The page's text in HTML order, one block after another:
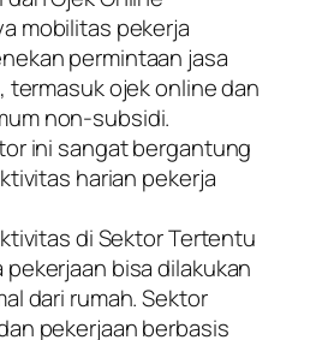
mobilitas pekerja
permintaan jasa
ojek online dan
non-subsidi.
ini sangat bergantung
harian pekerja
di Sektor Tertentu
pekerjaan bisa dilakukan
dari rumah. Sektor
pekerjaan berbasis